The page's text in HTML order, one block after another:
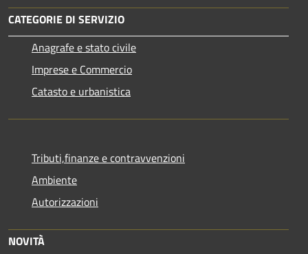
CATEGORIE DI SERVIZIO
Anagrafe e stato civile
Imprese e Commercio
Catasto e urbanistica
Tributi,finanze e contravvenzioni
Ambiente
Autorizzazioni
NOVITÀ